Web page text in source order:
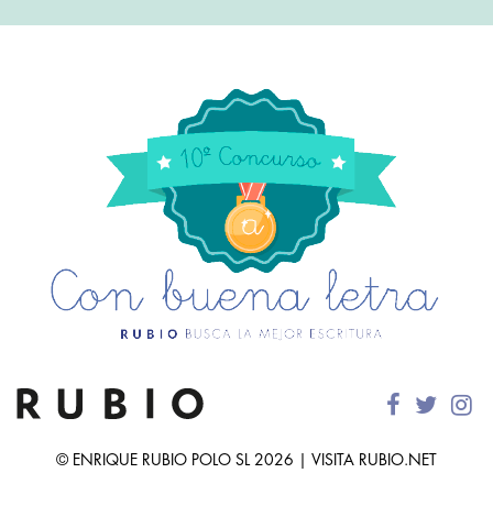
© ENRIQUE RUBIO POLO SL 2026 | VISITA RUBIO.NET